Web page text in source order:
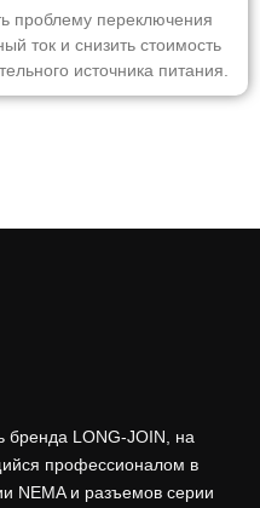
проблему переключения
ток и снизить стоимость
источника питания.
бренда LONG-JOIN, на
профессионалом в
NEMA и разъемов серии